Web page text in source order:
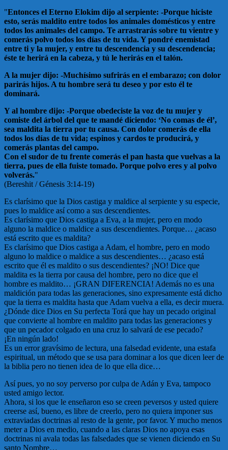
"Entonces el Eterno Elokim dijo al serpiente: -Porque hiciste
esto, serás maldito entre todos los animales domésticos y entre
todos los animales del campo. Te arrastrarás sobre tu vientre y
comerás polvo todos los días de tu vida. Y pondré enemistad
entre ti y la mujer, y entre tu descendencia y su descendencia;
éste te herirá en la cabeza, y tú le herirás en el talón.
A la mujer dijo: -Muchísimo sufrirás en el embarazo; con dolor
parirás hijos. A tu hombre será tu deseo y por esto él te
dominará.
Y al hombre dijo: -Porque obedeciste la voz de tu mujer y
comiste del árbol del que te mandé diciendo: ‘No comas de él’,
sea maldita la tierra por tu causa. Con dolor comerás de ella
todos los días de tu vida; espinos y cardos te producirá, y
comerás plantas del campo.
Con el sudor de tu frente comerás el pan hasta que vuelvas a la
tierra, pues de ella fuiste tomado. Porque polvo eres y al polvo
volverás."
(Bereshit / Génesis 3:14-19)
Es clarísimo que la Dios castiga y maldice al serpiente y su especie,
pues lo maldice así como a sus descendientes.
Es clarísimo que Dios castiga a Eva, a la mujer, pero en modo
alguno la maldice o maldice a sus descendientes. Porque… ¿acaso
está escrito que es maldita?
Es clarísimo que Dios castiga a Adam, el hombre, pero en modo
alguno lo maldice o maldice a sus descendientes… ¿acaso está
escrito que él es maldito o sus descendientes? ¡NO! Dice que
maldita es la tierra por causa del hombre, pero no dice que el
hombre es maldito… ¡GRAN DIFERENCIA! Además no es una
maldición para todas las generaciones, sino expresamente está dicho
que la tierra es maldita hasta que Adam vuelva a ella, es decir muera.
¿Dónde dice Dios en Su perfecta Torá que hay un pecado original
que convierte al hombre en maldito para todas las generaciones y
que un pecador colgado en una cruz lo salvará de ese pecado?
¡En ningún lado!
Es un error gravísimo de lectura, una falsedad evidente, una estafa
espiritual, un método que se usa para dominar a los que dicen leer de
la biblia pero no tienen idea de lo que ella dice…
Así pues, yo no soy perverso por culpa de Adán y Eva, tampoco
usted amigo lector.
Ahora, si los que le enseñaron eso se creen peversos y usted quiere
creerse así, bueno, es libre de creerlo, pero no quiera imponer sus
extraviadas doctrinas al resto de la gente, por favor. Y mucho menos
meter a Dios en medio, cuando a las claras Dios no apoya esas
doctrinas ni avala todas las falsedades que se vienen diciendo en Su
santo Nombre…